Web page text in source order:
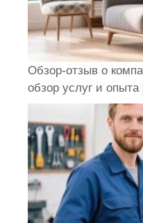
Обзор-отзыв о
обзор услуг и опыта